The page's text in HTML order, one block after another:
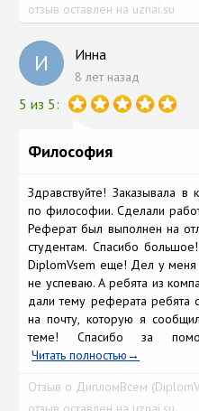
отзыв оставлен на uznai.su
И Инна
8 лет назад
5 из 5:
Философия
Здравствуйте! Заказывала
по философии. Сделали
Реферат был выполнен на
студентам. Спасибо
DiplomVsem еще! Дел у меня
не успеваю. А ребята из
дали тему реферата ребята
на почту, которую я
теме! Спасибо за
Читать полностью
Отзыв о ДипломВсем